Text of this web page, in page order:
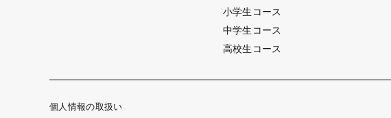
小学生コース
中学生コース
高校生コース
個人情報の取扱い